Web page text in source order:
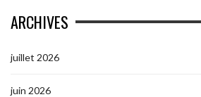
ARCHIVES
juillet 2026
juin 2026